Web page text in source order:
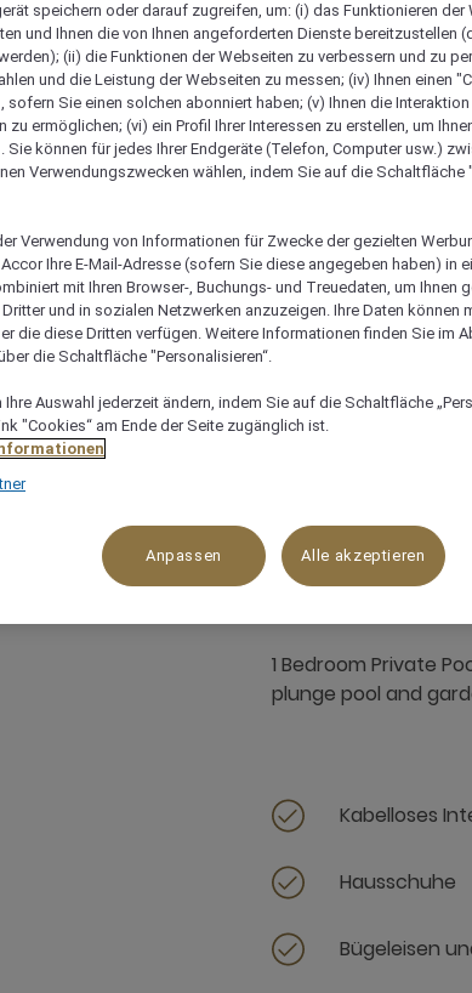
Verfügbarkeit anzeigen
1 Bedroom Private
plunge pool and
Kabelloses
Hausschuhe
Bügeleisen
speichern oder darauf zugreifen, um: (i) das Funktionieren der
und Ihnen die von Ihnen angeforderten Dienste bereitzustellen
(ii) die Funktionen der Webseiten zu verbessern und zu
und die Leistung der Webseiten zu messen; (iv) Ihnen einen
sofern Sie einen solchen abonniert haben; (v) Ihnen die
zu ermöglichen; (vi) ein Profil Ihrer Interessen zu erstellen, um
Sie können für jedes Ihrer Endgeräte (Telefon, Computer usw.)
Verwendungszwecken wählen, indem Sie auf die Schaltfläche
Verwendung von Informationen für Zwecke der gezielten
Ihre E-Mail-Adresse (sofern Sie diese angegeben haben) in
mit Ihren Browser-, Buchungs- und Treuedaten, um Ihnen
und in sozialen Netzwerken anzuzeigen. Ihre Daten können
die diese Dritten verfügen. Weitere Informationen finden Sie im
die Schaltfläche "Personalisieren“.
Ihre Auswahl jederzeit ändern, indem Sie auf die Schaltfläche
"Cookies“ am Ende der Seite zugänglich ist.
Anpassen Alle akzeptieren